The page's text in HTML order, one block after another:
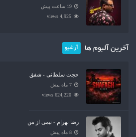
19 ساعت پیش
4,925 views
آخرین آلبوم ها آرشیو
حجت سلطانی - شفق
7 ماه پیش
624,220 views
رضا بهرام - نیمی از من
8 ماه پیش